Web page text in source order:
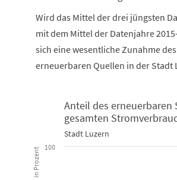
Wird das Mittel der drei jüngsten
mit dem Mittel der Datenjahre
sich eine wesentliche Zunahme
erneuerbaren Quellen in der Stadt
Anteil des erneuerbaren Stroms am
Stadt Luzern
in Prozent
Anteil des erneuerbaren
gesamten
Stadt Luzern
100